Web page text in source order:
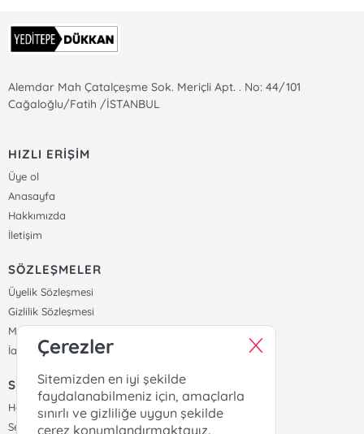
Alemdar Mah Çatalçeşme Sok. Meriçli Apt. . No: 44/101
Cağaloğlu/Fatih /İSTANBUL
HIZLI ERİŞİM
Üye ol
Anasayfa
Hakkımızda
İletişim
SÖZLEŞMELER
Üyelik Sözleşmesi
Gizlilik Sözleşmesi
Mesafeli Satış Sözleşmesi
İade ve Teslimat Koşulları
SİPARİŞ
Hesabım
Sepetim
Çerezler
Sitemizden en iyi şekilde
faydalanabilmeniz için, amaçlarla
sınırlı ve gizliliğe uygun şekilde
çerez konumlandırmaktayız.